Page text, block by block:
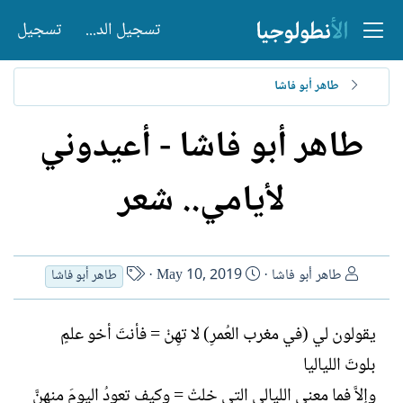
تسجيل الدخول تسجيل
طاهر أبو فاشا
طاهر أبو فاشا - أعيدوني
لأيامي.. شعر
ا
ل
ا
ت
ب
طاهر أبو فاشا
ت
ا
ا
May 10, 2019
ا
س
ا
طاهر أبو فاشا
يقولون لي (في مغرب العُمرِ) لا تهِنْ = فأنتَ أخو علمٍ
بلوتَ اللياليا
وإلاَّ فما معنى الليالي التي خلتْ = وكيف تعودُ اليومَ منهنَّ